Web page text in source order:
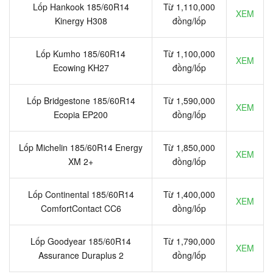
Lốp Hankook 185/60R14
Kinergy H308
Từ 1,110,000
đồng/lốp
XEM
Lốp Kumho 185/60R14
Ecowing KH27
Từ 1,100,000
đồng/lốp
XEM
Lốp Bridgestone 185/60R14
Ecopia EP200
Từ 1,590,000
đồng/lốp
XEM
Lốp Michelin 185/60R14 Energy
XM 2+
Từ 1,850,000
đồng/lốp
XEM
Lốp Continental 185/60R14
ComfortContact CC6
Từ 1,400,000
đồng/lốp
XEM
Lốp Goodyear 185/60R14
Assurance Duraplus 2
Từ 1,790,000
đồng/lốp
XEM